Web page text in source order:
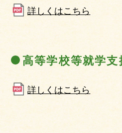
詳しくはこちら
高等学校等就学支
詳しくはこちら